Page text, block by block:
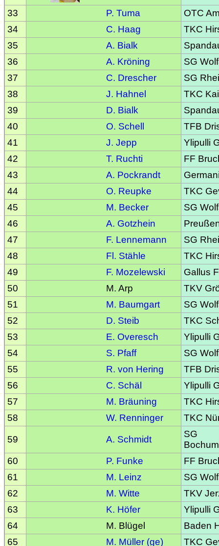
33 P. Tuma
OTC
34
C. Haag
TKC
35
A. Bialk
36
A. Kröning
SG
37
C. Drescher
SG
38
J. Hahnel
TKC
39
D. Bialk
40
O. Schell
TFB
41
J. Jepp
Ylipulli
42
T. Ruchti
FF
43
A. Pockrandt
44
O. Reupke
TKC
45
M. Becker
SG
46
A. Gotzhein
47
F. Lennemann
SG
48
Fl. Stähle
TKC
49
F. Mozelewski
Gallus
50
M. Arp
TKV
51
M. Baumgart
SG
52
D. Steib
TKC
53
E. Overesch
Ylipulli
54
S. Pfaff
SG
55
R. von Hering
TFB
56
C. Schäl
Ylipulli
57
M. Bräuning
TKC
58
W. Renninger TKC
59 A. Schmidt
SG
60
P. Funke
FF
61
M. Leinz
SG
62
M. Witte
TKV
63
K. Höfer
Ylipulli
64
M. Blügel
Baden
65
M. Müller (ge) TKC